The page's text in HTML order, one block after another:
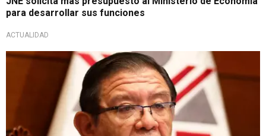
para desarrollar sus funciones
ACTUALIDAD
Por amenazas de muerte